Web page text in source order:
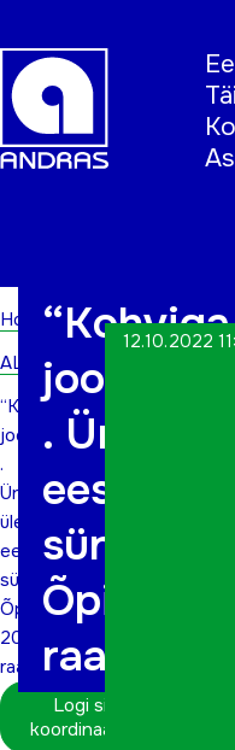
Home
ALWs
“Kohviga
joonistamine”
.
Üritus
üle-
eestilise
sündmuse
Õpitund
2022
raames
Logi sisse
koordinaatorina
“Kohviga
. Üritus
eestilise
sündmuse
Õpitund
raames
12.10.2022